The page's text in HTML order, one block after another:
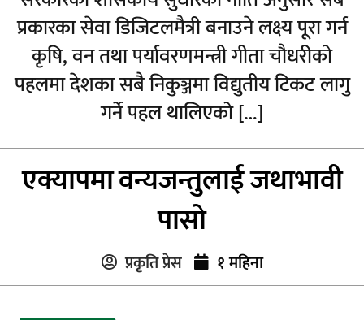
प्रकारका सेवा डिजिटलमैत्री बनाउने लक्ष्य पूरा गर्न
कृषि, वन तथा पर्यावरणमन्त्री गीता चौधरीको
पहलमा देशका सबै निकुञ्जमा विद्युतीय टिकट लागु
गर्ने पहल थालिएको […]
एक्यापमा वन्यजन्तुलाई जथाभावी
पासो
प्रकृति प्रेस १ महिना